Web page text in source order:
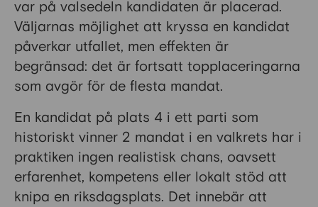
var på valsedeln kandidaten är placerad.
Väljarnas möjlighet att kryssa en kandidat
påverkar utfallet, men effekten är
begränsad: det är fortsatt topplaceringarna
som avgör för de flesta mandat.
En kandidat på plats 4 i ett parti som
historiskt vinner 2 mandat i en valkrets har i
praktiken ingen realistisk chans, oavsett
erfarenhet, kompetens eller lokalt stöd att
knipa en riksdagsplats. Det innebär att